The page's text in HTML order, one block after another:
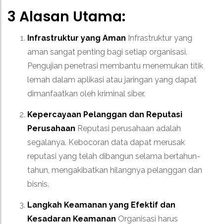
3 Alasan Utama:
Infrastruktur yang Aman Infrastruktur yang
aman sangat penting bagi setiap organisasi.
Pengujian penetrasi membantu menemukan titik
lemah dalam aplikasi atau jaringan yang dapat
dimanfaatkan oleh kriminal siber.
Kepercayaan Pelanggan dan Reputasi
Perusahaan Reputasi perusahaan adalah
segalanya. Kebocoran data dapat merusak
reputasi yang telah dibangun selama bertahun-
tahun, mengakibatkan hilangnya pelanggan dan
bisnis.
Langkah Keamanan yang Efektif dan
Kesadaran Keamanan Organisasi harus